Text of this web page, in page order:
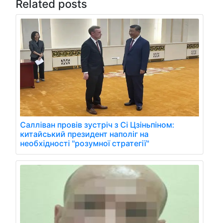
Related posts
Салліван провів зустріч з Сі Цзіньпіном:
китайський президент наполіг на
необхідності "розумної стратегії"